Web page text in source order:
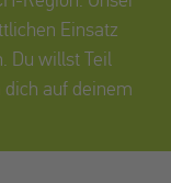
Einsatz
Du willst Teil
dich auf deinem